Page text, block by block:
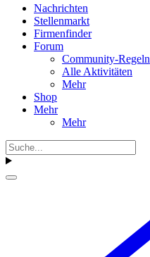
Nachrichten
Stellenmarkt
Firmenfinder
Forum
Community-Regeln
Alle Aktivitäten
Mehr
Shop
Mehr
Mehr